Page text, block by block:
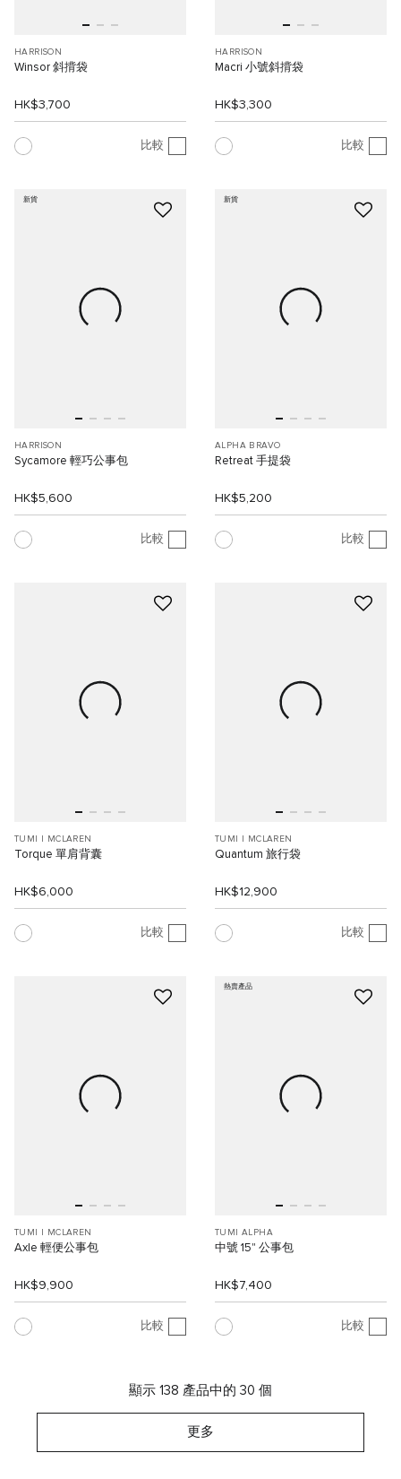
HARRISON
Winsor 斜揹袋
HK$3,700
比較
HARRISON
Macri 小號斜揹袋
HK$3,300
比較
新貨
HARRISON
Sycamore 輕巧公事包
HK$5,600
比較
新貨
ALPHA BRAVO
Retreat 手提袋
HK$5,200
比較
TUMI I MCLAREN
Torque 單肩背囊
HK$6,000
比較
TUMI I MCLAREN
Quantum 旅行袋
HK$12,900
比較
TUMI I MCLAREN
Axle 輕便公事包
HK$9,900
比較
熱賣產品
TUMI ALPHA
中號 15" 公事包
HK$7,400
比較
顯示 138 產品中的 30 個
更多